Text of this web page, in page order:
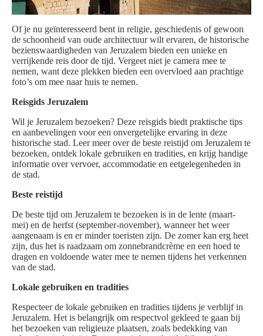
Of je nu geïnteresseerd bent in religie, geschiedenis of gewoon
de schoonheid van oude architectuur wilt ervaren, de historische
bezienswaardigheden van Jeruzalem bieden een unieke en
verrijkende reis door de tijd. Vergeet niet je camera mee te
nemen, want deze plekken bieden een overvloed aan prachtige
foto’s om mee naar huis te nemen.
Reisgids Jeruzalem
Wil je Jeruzalem bezoeken? Deze reisgids biedt praktische tips
en aanbevelingen voor een onvergetelijke ervaring in deze
historische stad. Leer meer over de beste reistijd om Jeruzalem te
bezoeken, ontdek lokale gebruiken en tradities, en krijg handige
informatie over vervoer, accommodatie en eetgelegenheden in
de stad.
Beste reistijd
De beste tijd om Jeruzalem te bezoeken is in de lente (maart-
mei) en de herfst (september-november), wanneer het weer
aangenaam is en er minder toeristen zijn. De zomer kan erg heet
zijn, dus het is raadzaam om zonnebrandcrème en een hoed te
dragen en voldoende water mee te nemen tijdens het verkennen
van de stad.
Lokale gebruiken en tradities
Respecteer de lokale gebruiken en tradities tijdens je verblijf in
Jeruzalem. Het is belangrijk om respectvol gekleed te gaan bij
het bezoeken van religieuze plaatsen, zoals bedekking van